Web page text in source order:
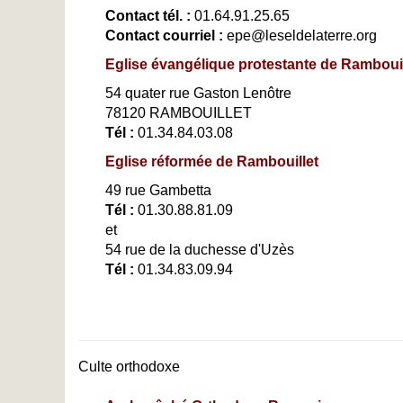
Contact tél. : 01.64.91.25.65
Contact courriel : epe@leseldelaterre.org
Eglise évangélique protestante de
54 quater rue Gaston Lenôtre
78120 RAMBOUILLET
Tél : 01.34.84.03.08
Eglise réformée de Rambouillet
49 rue Gambetta
Tél : 01.30.88.81.09
et
54 rue de la duchesse d'Uzès
Tél : 01.34.83.09.94
Culte orthodoxe